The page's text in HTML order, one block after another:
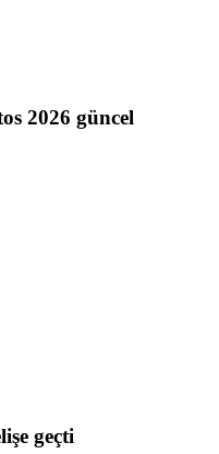
2026 güncel
geçti